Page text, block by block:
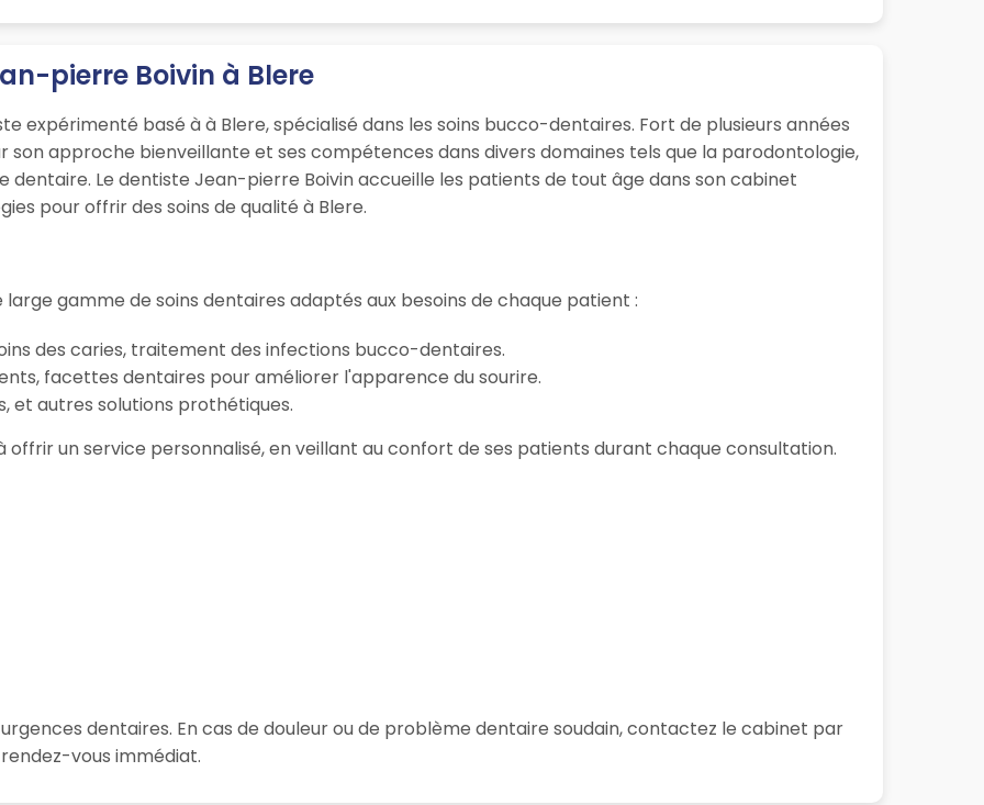
pierre Boivin à Blere
expérimenté basé à à Blere, spécialisé dans les soins bucco-dentaires. Fort de plusieurs années
approche bienveillante et ses compétences dans divers domaines tels que la parodontologie,
dentaire. Le dentiste Jean-pierre Boivin accueille les patients de tout âge dans son cabinet
pour offrir des soins de qualité à Blere.
gamme de soins dentaires adaptés aux besoins de chaque patient :
des caries, traitement des infections bucco-dentaires.
facettes dentaires pour améliorer l'apparence du sourire.
et autres solutions prothétiques.
un service personnalisé, en veillant au confort de ses patients durant chaque consultation.
dentaires. En cas de douleur ou de problème dentaire soudain, contactez le cabinet par
vous immédiat.